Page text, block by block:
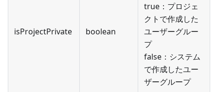
isProjectPrivate boolean
true：プロジェ
クトで作成した
ユーザーグルー
プ
false：システム
で作成したユー
ザーグループ